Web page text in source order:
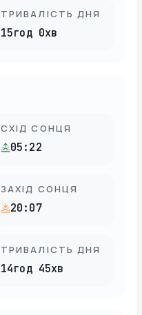
ТРИВАЛІСТЬ ДНЯ
15год 0хв
СХІД СОНЦЯ
05:22
ЗАХІД СОНЦЯ
20:07
ТРИВАЛІСТЬ ДНЯ
14год 45хв